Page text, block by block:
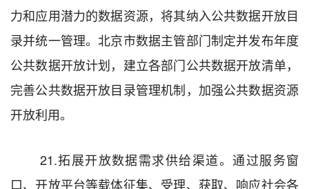
力和应用潜力的数据资源，将其纳入公共数据开放目
录并统一管理。北京市数据主管部门制定并发布年度
公共数据开放计划，建立各部门公共数据开放清单，
完善公共数据开放目录管理机制，加强公共数据资源
开放利用。
21.拓展开放数据需求供给渠道。通过服务窗
口、开放平台等载体征集、受理、获取、响应社会各